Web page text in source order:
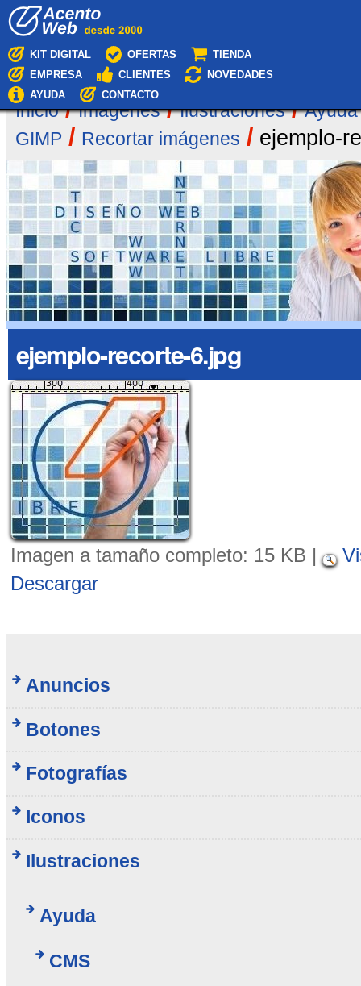
KIT DIGITAL OFERTAS
TIENDA
EMPRESA
CLIENTES
NOVEDADES
AYUDA
CONTACTO
Inicio /Imágenes /Ilustraciones /Ayuda
GIMP / Recortar imágenes / ejemplo-
ejemplo-recorte-6.jpg
Imagen a tamaño completo: 15 KB |
Descargar
Anuncios
Botones
Fotografías
Iconos
Ilustraciones
Ayuda
CMS